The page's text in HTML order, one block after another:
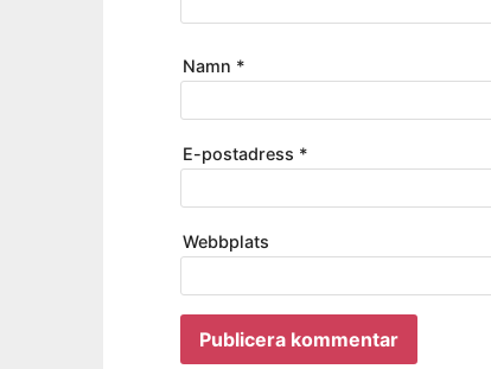
Namn *
E-postadress *
Webbplats